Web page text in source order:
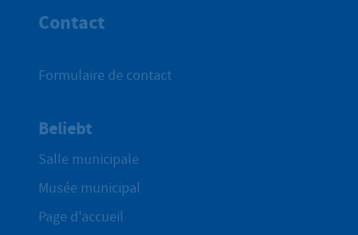
Contact
Formulaire de contact
Beliebt
Salle municipale
Musée municipal
Page d'accueil